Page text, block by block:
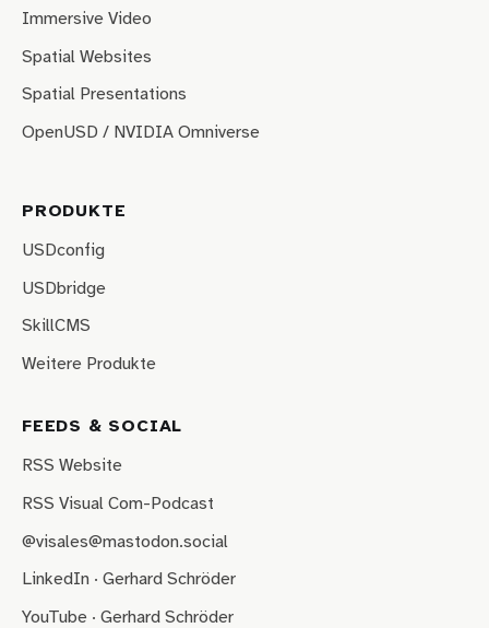
Immersive Video
Spatial Websites
Spatial Presentations
OpenUSD / NVIDIA Omniverse
PRODUKTE
USDconfig
USDbridge
SkillCMS
Weitere Produkte
FEEDS & SOCIAL
RSS Website
RSS Visual Com-Podcast
@visales@mastodon.social
LinkedIn · Gerhard Schröder
YouTube · Gerhard Schröder